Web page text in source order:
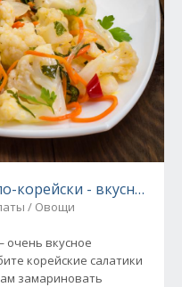
корейски - вкусное
/ Овощи
очень вкусное
замариновать